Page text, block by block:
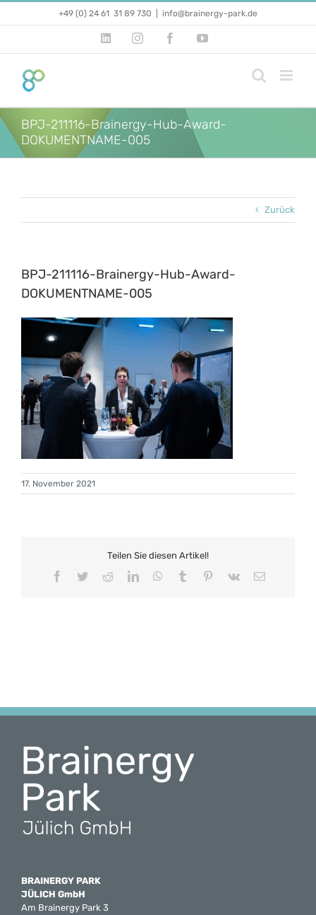
+49 (0) 24 61 31 89 730 info@brainergy-park.de
LinkedInInstagramFacebookYouTube
BPJ-211116-Brainergy-Hub-Award-
DOKUMENTNAME-005
Zurück
BPJ-211116-Brainergy-Hub-Award-
DOKUMENTNAME-005
17. November 2021
Teilen Sie diesen Artikel!
Facebook
TwitterRedditLinkedInWhatsApp
Tumblr Pinterest
Vk
E-
BRAINERGY PARK
JÜLICH GmbH
Am Brainergy Park 3